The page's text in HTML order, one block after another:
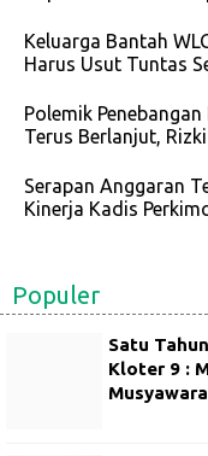
Keluarga Bantah
Harus Usut Tuntas
Polemik
Terus Berlanjut,
Serapan Anggaran
Kinerja Kadis
Populer
Satu
Kloter 9 :